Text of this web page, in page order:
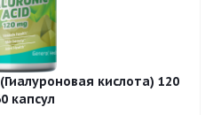
кислота) 120
капсул